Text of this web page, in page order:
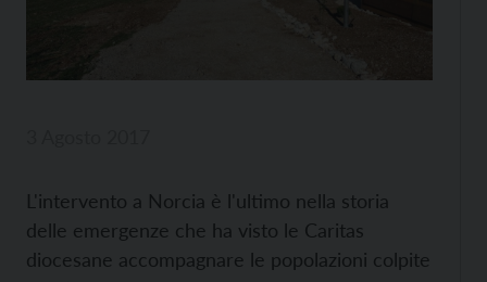
L'intervento a Norcia è l'ultimo nella storia
delle emergenze che ha visto le Caritas
diocesane accompagnare le popolazioni colpite